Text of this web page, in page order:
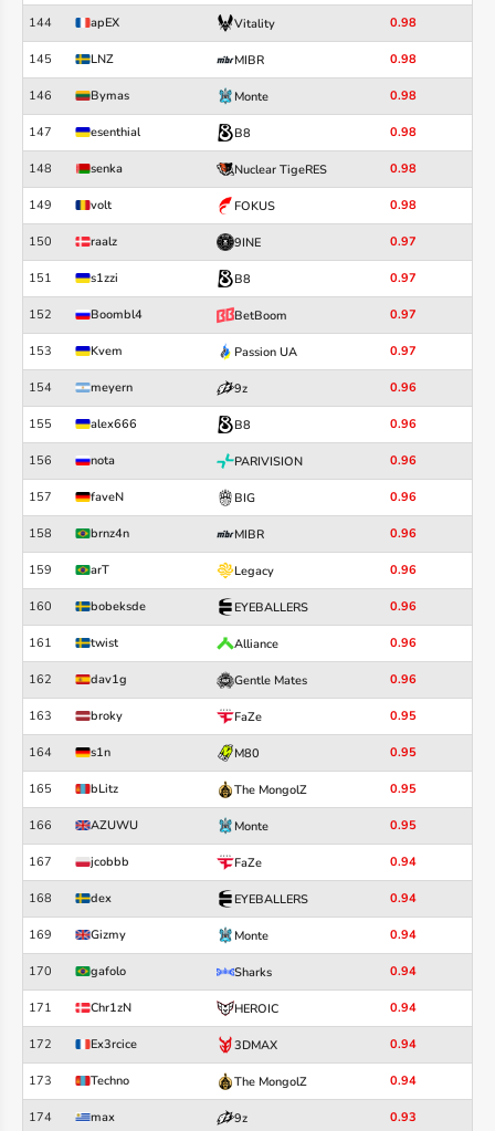
144 apEX Vitality 0.98
145 LNZ MIBR 0.98
146 Bymas Monte 0.98
147 esenthial B8 0.98
148 senka Nuclear TigeRES 0.98
149 volt FOKUS 0.98
150 raalz 9INE 0.97
151 s1zzi B8 0.97
152 Boombl4 BetBoom 0.97
153 Kvem Passion UA 0.97
154 meyern 9z 0.96
155 alex666 B8 0.96
156 nota PARIVISION 0.96
157 faveN BIG 0.96
158 brnz4n MIBR 0.96
159 arT Legacy 0.96
160 bobeksde EYEBALLERS 0.96
161 twist Alliance 0.96
162 dav1g Gentle Mates 0.96
163 broky FaZe 0.95
164 s1n M80 0.95
165 bLitz The MongolZ 0.95
166 AZUWU Monte 0.95
167 jcobbb FaZe 0.94
168 dex EYEBALLERS 0.94
169 Gizmy Monte 0.94
170 gafolo Sharks 0.94
171 Chr1zN HEROIC 0.94
172 Ex3rcice 3DMAX 0.94
173 Techno The MongolZ 0.94
174 max 9z 0.93